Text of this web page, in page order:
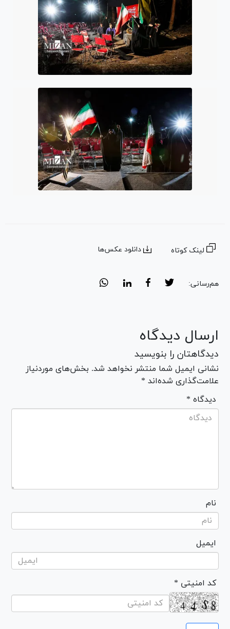
لینک کوتاه دانلود عکس‌ها
هم‌رسانی:
ارسال دیدگاه
دیدگاهتان را بنویسید
نشانی ایمیل شما منتشر نخواهد شد. بخش‌های موردنیاز
علامت‌گذاری شده‌اند *
* دیدگاه
نام
ایمیل
* کد امنیتی